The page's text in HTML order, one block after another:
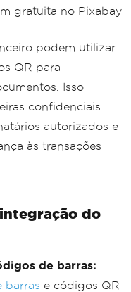
gratuita no Pixabay
podem utilizar
QR para
Isso
confidenciais
autorizados e
às transações
do
de barras:
barras e códigos QR